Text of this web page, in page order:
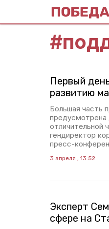
#
Первый
развитию
Большая часть
предусмотрена
отличительной
гендиректор
пресс-
3 апреля , 13:52
Эксперт
сфере на